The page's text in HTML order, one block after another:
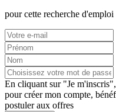
pour cette recherche d'emploi
En cliquant sur "Je
pour créer mon compte,
postuler aux offres